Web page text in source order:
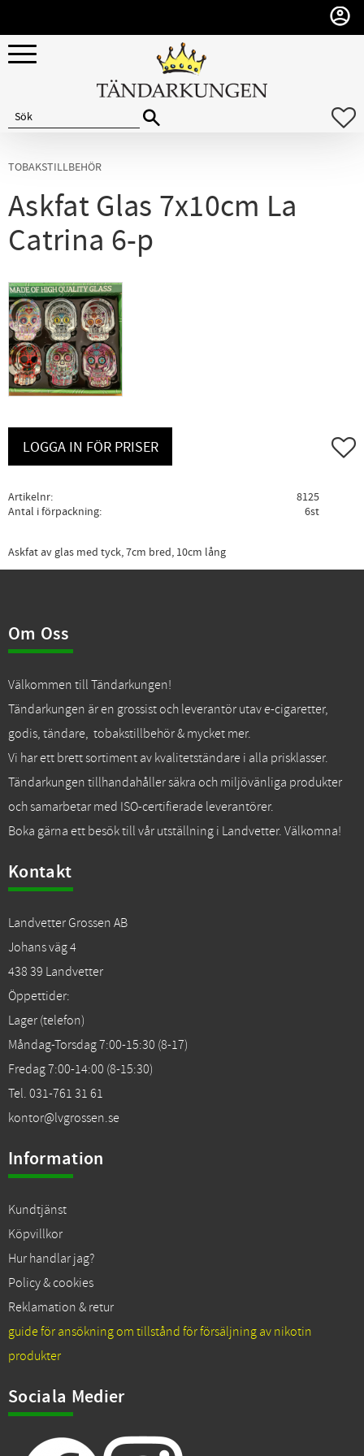
Meny
TOBAKSTILLBEHÖR
Askfat Glas 7x10cm La
Catrina 6-p
LOGGA IN FÖR PRISER Lägg
Artikelnr
8125
Antal i förpackning
6st
Askfat av glas med tyck, 7cm bred, 10cm lång
Om Oss
Välkommen till Tändarkungen!
Tändarkungen är en grossist och leverantör utav e-cigaretter,
godis, tändare, tobakstillbehör & mycket mer.
Vi har ett brett sortiment av kvalitetständare i alla prisklasser.
Tändarkungen tillhandahåller säkra och miljövänliga produkter
och samarbetar med ISO-certifierade leverantörer.
Boka gärna ett besök till vår utställning i Landvetter. Välkomna!
Kontakt
Landvetter Grossen AB
Johans väg 4
438 39 Landvetter
Öppettider:
Lager (telefon)
Måndag-Torsdag 7:00-15:30 (8-17)
Fredag 7:00-14:00 (8-15:30)
Tel. 031-761 31 61
kontor@lvgrossen.se
Information
Kundtjänst
Köpvillkor
Hur handlar jag?
Policy & cookies
Reklamation & retur
guide för ansökning om tillstånd för försäljning av nikotin
produkter
Sociala Medier